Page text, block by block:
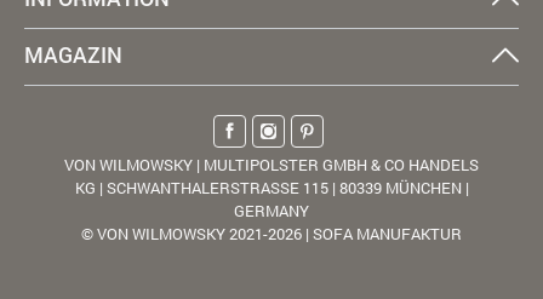
MAGAZIN
VON WILMOWSKY | MULTIPOLSTER GMBH & CO HANDELS
KG | SCHWANTHALERSTRASSE 115 | 80339 MÜNCHEN |
GERMANY
© VON WILMOWSKY 2021-2026 | SOFA MANUFAKTUR